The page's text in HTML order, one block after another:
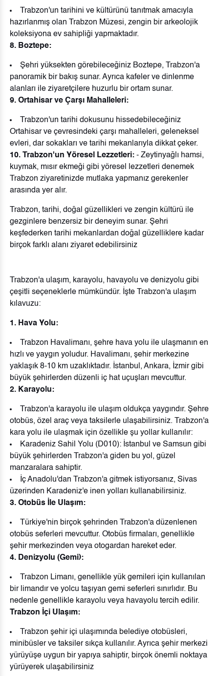
Trabzon'un tarihini ve kültürünü tanıtmak amacıyla
hazırlanmış olan Trabzon Müzesi, zengin bir arkeolojik
koleksiyona ev sahipliği yapmaktadır.
8. Boztepe:
Şehri yüksekten görebileceğiniz Boztepe, Trabzon'a
panoramik bir bakış sunar. Ayrıca kafeler ve dinlenme
alanları ile ziyaretçilere huzurlu bir ortam sunar.
9. Ortahisar ve Çarşı Mahalleleri:
Trabzon'un tarihi dokusunu hissedebileceğiniz
Ortahisar ve çevresindeki çarşı mahalleleri, geleneksel
evleri, dar sokakları ve tarihi mekanlarıyla dikkat çeker.
10. Trabzon'un Yöresel Lezzetleri: - Zeytinyağlı hamsi,
kuymak, mısır ekmeği gibi yöresel lezzetleri denemek
Trabzon ziyaretinizde mutlaka yapmanız gerekenler
arasında yer alır.
Trabzon, tarihi, doğal güzellikleri ve zengin kültürü ile
gezginlere benzersiz bir deneyim sunar. Şehri
keşfederken tarihi mekanlardan doğal güzelliklere kadar
birçok farklı alanı ziyaret edebilirsiniz
Trabzon'a ulaşım, karayolu, havayolu ve denizyolu gibi
çeşitli seçeneklerle mümkündür. İşte Trabzon'a ulaşım
kılavuzu:
1. Hava Yolu:
Trabzon Havalimanı, şehre hava yolu ile ulaşmanın en
hızlı ve yaygın yoludur. Havalimanı, şehir merkezine
yaklaşık 8-10 km uzaklıktadır. İstanbul, Ankara, İzmir gibi
büyük şehirlerden düzenli iç hat uçuşları mevcuttur.
2. Karayolu:
Trabzon'a karayolu ile ulaşım oldukça yaygındır. Şehre
otobüs, özel araç veya taksilerle ulaşabilirsiniz. Trabzon'a
kara yolu ile ulaşmak için özellikle şu yollar kullanılır:
Karadeniz Sahil Yolu (D010): İstanbul ve Samsun gibi
büyük şehirlerden Trabzon'a giden bu yol, güzel
manzaralara sahiptir.
İç Anadolu'dan Trabzon'a gitmek istiyorsanız, Sivas
üzerinden Karadeniz'e inen yolları kullanabilirsiniz.
3. Otobüs İle Ulaşım:
Türkiye'nin birçok şehrinden Trabzon'a düzenlenen
otobüs seferleri mevcuttur. Otobüs firmaları, genellikle
şehir merkezinden veya otogardan hareket eder.
4. Denizyolu (Gemi):
Trabzon Limanı, genellikle yük gemileri için kullanılan
bir limandır ve yolcu taşıyan gemi seferleri sınırlıdır. Bu
nedenle genellikle karayolu veya havayolu tercih edilir.
Trabzon İçi Ulaşım:
Trabzon şehir içi ulaşımında belediye otobüsleri,
minibüsler ve taksiler sıkça kullanılır. Ayrıca şehir merkezi
yürüyüşe uygun bir yapıya sahiptir, birçok önemli noktaya
yürüyerek ulaşabilirsiniz